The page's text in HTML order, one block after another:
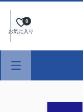
お気に入り
0